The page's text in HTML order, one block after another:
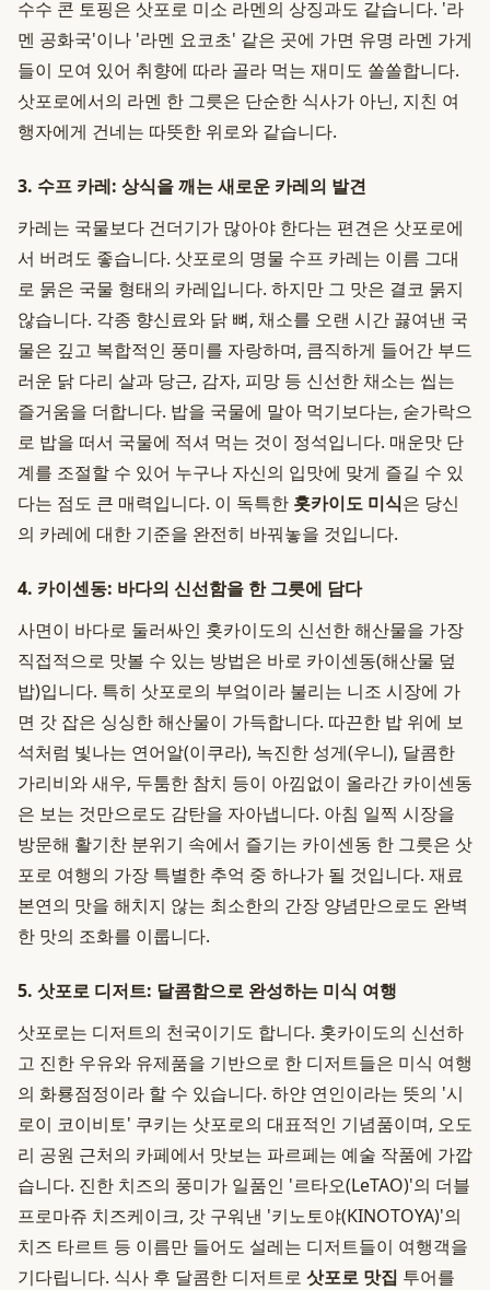
수수 콘 토핑은 삿포로 미소 라멘의 상징과도 같습니다. '라
멘 공화국'이나 '라멘 요코초' 같은 곳에 가면 유명 라멘 가게
들이 모여 있어 취향에 따라 골라 먹는 재미도 쏠쏠합니다.
삿포로에서의 라멘 한 그릇은 단순한 식사가 아닌, 지친 여
행자에게 건네는 따뜻한 위로와 같습니다.
3. 수프 카레: 상식을 깨는 새로운 카레의 발견
카레는 국물보다 건더기가 많아야 한다는 편견은 삿포로에
서 버려도 좋습니다. 삿포로의 명물 수프 카레는 이름 그대
로 묽은 국물 형태의 카레입니다. 하지만 그 맛은 결코 묽지
않습니다. 각종 향신료와 닭 뼈, 채소를 오랜 시간 끓여낸 국
물은 깊고 복합적인 풍미를 자랑하며, 큼직하게 들어간 부드
러운 닭 다리 살과 당근, 감자, 피망 등 신선한 채소는 씹는
즐거움을 더합니다. 밥을 국물에 말아 먹기보다는, 숟가락으
로 밥을 떠서 국물에 적셔 먹는 것이 정석입니다. 매운맛 단
계를 조절할 수 있어 누구나 자신의 입맛에 맞게 즐길 수 있
다는 점도 큰 매력입니다. 이 독특한 홋카이도 미식은 당신
의 카레에 대한 기준을 완전히 바꿔놓을 것입니다.
4. 카이센동: 바다의 신선함을 한 그릇에 담다
사면이 바다로 둘러싸인 홋카이도의 신선한 해산물을 가장
직접적으로 맛볼 수 있는 방법은 바로 카이센동(해산물 덮
밥)입니다. 특히 삿포로의 부엌이라 불리는 니조 시장에 가
면 갓 잡은 싱싱한 해산물이 가득합니다. 따끈한 밥 위에 보
석처럼 빛나는 연어알(이쿠라), 녹진한 성게(우니), 달콤한
가리비와 새우, 두툼한 참치 등이 아낌없이 올라간 카이센동
은 보는 것만으로도 감탄을 자아냅니다. 아침 일찍 시장을
방문해 활기찬 분위기 속에서 즐기는 카이센동 한 그릇은 삿
포로 여행의 가장 특별한 추억 중 하나가 될 것입니다. 재료
본연의 맛을 해치지 않는 최소한의 간장 양념만으로도 완벽
한 맛의 조화를 이룹니다.
5. 삿포로 디저트: 달콤함으로 완성하는 미식 여행
삿포로는 디저트의 천국이기도 합니다. 홋카이도의 신선하
고 진한 우유와 유제품을 기반으로 한 디저트들은 미식 여행
의 화룡점정이라 할 수 있습니다. 하얀 연인이라는 뜻의 '시
로이 코이비토' 쿠키는 삿포로의 대표적인 기념품이며, 오도
리 공원 근처의 카페에서 맛보는 파르페는 예술 작품에 가깝
습니다. 진한 치즈의 풍미가 일품인 '르타오(LeTAO)'의 더블
프로마쥬 치즈케이크, 갓 구워낸 '키노토야(KINOTOYA)'의
치즈 타르트 등 이름만 들어도 설레는 디저트들이 여행객을
기다립니다. 식사 후 달콤한 디저트로 삿포로 맛집 투어를